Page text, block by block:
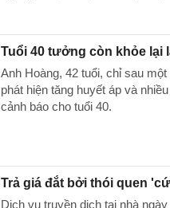
Tuổi 40 tưởng còn khỏe lại
Anh Hoàng, 42 tuổi, chỉ sau
phát hiện tăng huyết áp và
cảnh báo cho tuổi 40.
Trả giá đắt bởi thói quen
Dịch vụ truyền dịch tại nhà